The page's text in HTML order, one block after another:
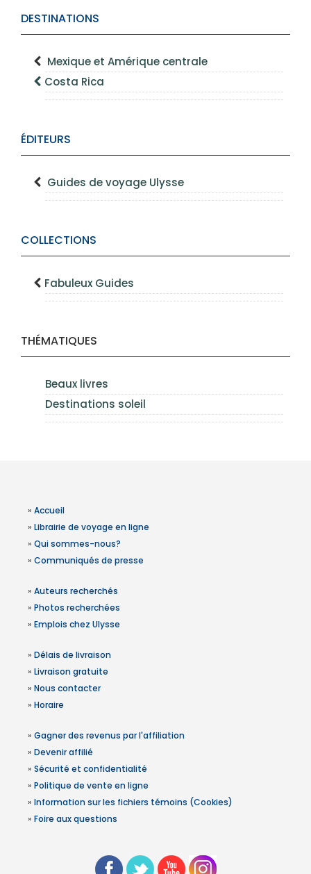
DESTINATIONS
Mexique et Amérique centrale
Costa Rica
ÉDITEURS
Guides de voyage Ulysse
COLLECTIONS
Fabuleux Guides
THÉMATIQUES
Beaux livres
Destinations soleil
» Accueil
» Librairie de voyage en ligne
» Qui sommes-nous?
» Communiqués de presse
» Auteurs recherchés
» Photos recherchées
» Emplois chez Ulysse
» Délais de livraison
» Livraison gratuite
» Nous contacter
» Horaire
» Gagner des revenus par l'affiliation
» Devenir affilié
» Sécurité et confidentialité
» Politique de vente en ligne
» Information sur les fichiers témoins (Cookies)
» Foire aux questions